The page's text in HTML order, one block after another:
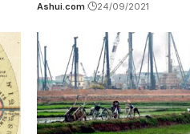
Ashui.com 24/09/2021